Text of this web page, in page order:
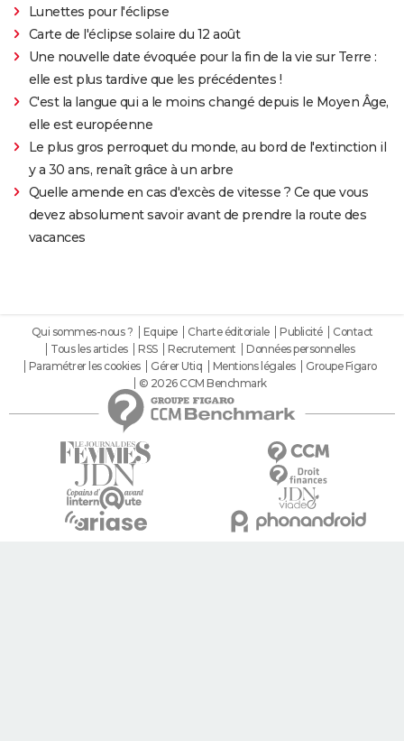
Lunettes pour l'éclipse
Carte de l'éclipse solaire du 12 août
Une nouvelle date évoquée pour la fin de la vie sur Terre :
elle est plus tardive que les précédentes !
C'est la langue qui a le moins changé depuis le Moyen Âge,
elle est européenne
Le plus gros perroquet du monde, au bord de l'extinction il
y a 30 ans, renaît grâce à un arbre
Quelle amende en cas d'excès de vitesse ? Ce que vous
devez absolument savoir avant de prendre la route des
vacances
Qui sommes-nous ? Equipe Charte éditoriale Publicité
Contact
Tous les articles
RSS Recrutement
Données personnelles
Paramétrer les cookies
Gérer Utiq Mentions légales
Groupe Figaro
© 2026 CCM Benchmark